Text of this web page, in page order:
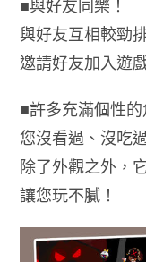
■與好友同樂！
與好友互相較勁
邀請好友加入遊
■許多充滿個性的
您沒看過、沒吃
除了外觀之外，
讓您玩不膩！